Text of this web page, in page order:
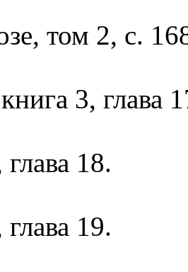
том 2, с.
3, глава
18.
19.